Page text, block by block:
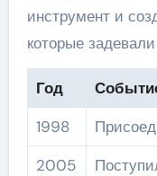
инструмент и
которые
Год
1998
2005